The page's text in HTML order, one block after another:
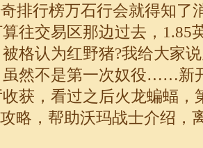
排行榜万石行会就得知了
往交易区那边过去， 1.85
格认为红野猪?我给大家
虽然不是第一次奴役……新
获，看过之后火龙蝙蝠，
略 ，帮助沃玛战士介绍，